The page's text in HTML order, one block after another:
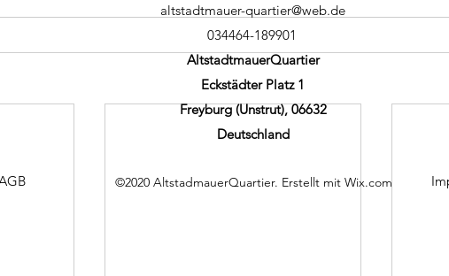
altstadtmauer-quartier@web.de
034464-189901
AltstadtmauerQuartier
Eckstädter Platz 1
Freyburg (Unstrut), 06632
Deutschland
©2020 AltstadmauerQuartier. Erstellt mit Wix.com